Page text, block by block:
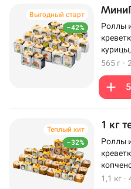
–42%
Выгодный старт
Роллы
565 г ·
–32%
Теплый хит 1 кг
Роллы
1,1 кг ·